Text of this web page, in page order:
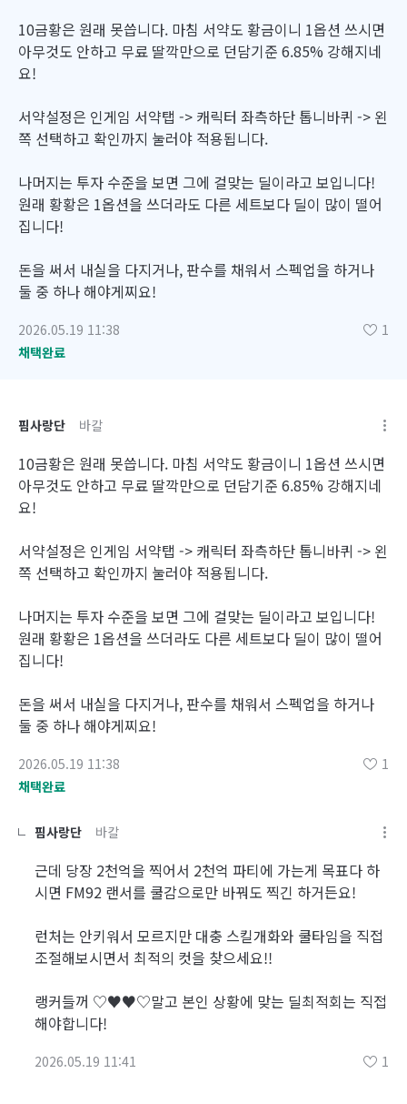
10금황은 원래 못씁니다. 마침 서약도 황금이니 1옵션 쓰시면
아무것도 안하고 무료 딸깍만으로 던담기준 6.85% 강해지네
요!
서약설정은 인게임 서약탭 -> 캐릭터 좌측하단 톱니바퀴 -> 왼
쪽 선택하고 확인까지 눌러야 적용됩니다.
나머지는 투자 수준을 보면 그에 걸맞는 딜이라고 보입니다!
원래 황황은 1옵션을 쓰더라도 다른 세트보다 딜이 많이 떨어
집니다!
돈을 써서 내실을 다지거나, 판수를 채워서 스펙업을 하거나
둘 중 하나 해야게찌요!
2026.05.19 11:38
1
채택완료
핌사랑단 바칼
10금황은 원래 못씁니다. 마침 서약도 황금이니 1옵션 쓰시면
아무것도 안하고 무료 딸깍만으로 던담기준 6.85% 강해지네
요!
서약설정은 인게임 서약탭 -> 캐릭터 좌측하단 톱니바퀴 -> 왼
쪽 선택하고 확인까지 눌러야 적용됩니다.
나머지는 투자 수준을 보면 그에 걸맞는 딜이라고 보입니다!
원래 황황은 1옵션을 쓰더라도 다른 세트보다 딜이 많이 떨어
집니다!
돈을 써서 내실을 다지거나, 판수를 채워서 스펙업을 하거나
둘 중 하나 해야게찌요!
2026.05.19 11:38
1
채택완료
핌사랑단 바칼
근데 당장 2천억을 찍어서 2천억 파티에 가는게 목표다 하
시면 FM92 랜서를 쿨감으로만 바꿔도 찍긴 하거든요!
런처는 안키워서 모르지만 대충 스킬개화와 쿨타임을 직접
조절해보시면서 최적의 컷을 찾으세요!!
랭커들꺼 ♡♥♥♡말고 본인 상황에 맞는 딜최적회는 직접
해야합니다!
2026.05.19 11:41 1